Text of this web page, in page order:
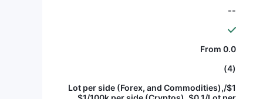
--
From 0.0
(4)
$1/Lot per side (Forex, and Commodities),